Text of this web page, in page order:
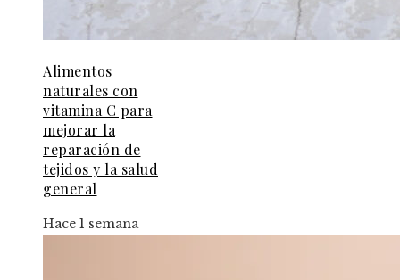
Alimentos
naturales con
vitamina C para
mejorar la
reparación de
tejidos y la salud
general
Hace 1 semana